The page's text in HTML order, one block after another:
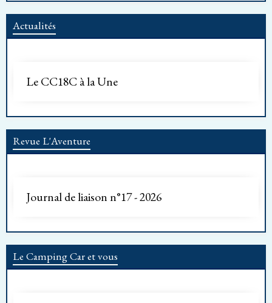
Actualités
Le CC18C à la Une
Revue L'Aventure
Journal de liaison n°17 - 2026
Le Camping Car et vous